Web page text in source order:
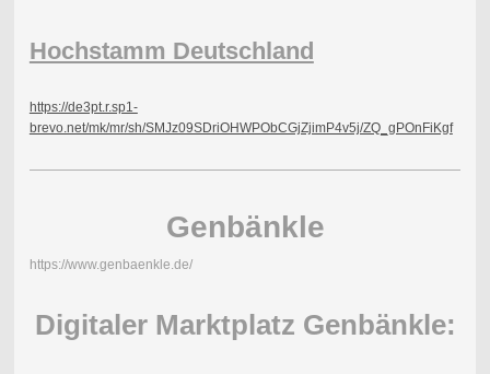
Hochstamm Deutschland
https://de3pt.r.sp1-
brevo.net/mk/mr/sh/SMJz09SDriOHWPObCGjZjimP4v5j/ZQ_gPOnFiKgf
Genbänkle
https://www.genbaenkle.de/
Digitaler Marktplatz Genbänkle: